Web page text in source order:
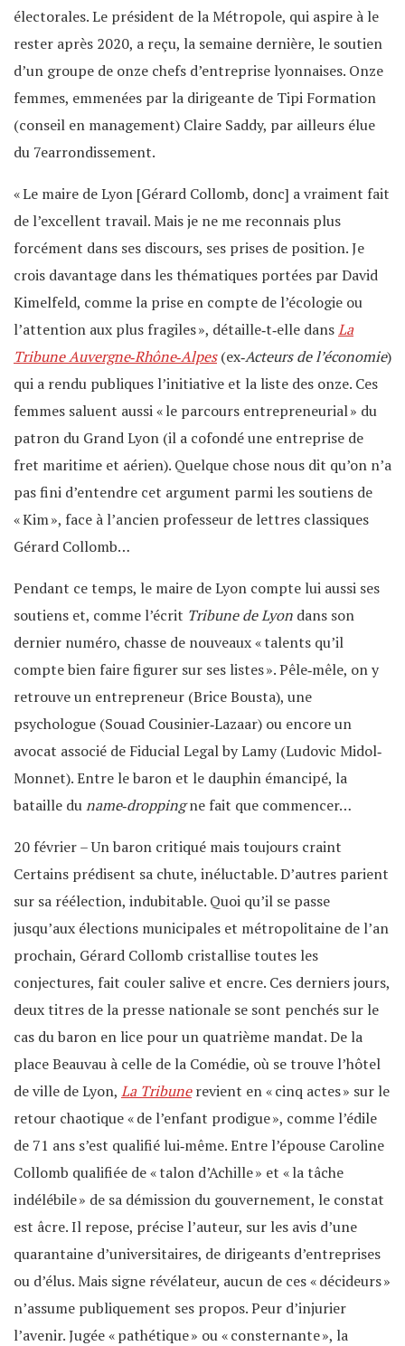
électorales. Le président de la Métropole, qui aspire à le
rester après 2020, a reçu, la semaine dernière, le soutien
d’un groupe de onze chefs d’entreprise lyonnaises. Onze
femmes, emmenées par la dirigeante de Tipi Formation
(conseil en management) Claire Saddy, par ailleurs élue
du 7earrondissement.
« Le maire de Lyon [Gérard Collomb, donc] a vraiment fait
de l’excellent travail. Mais je ne me reconnais plus
forcément dans ses discours, ses prises de position. Je
crois davantage dans les thématiques portées par David
Kimelfeld, comme la prise en compte de l’écologie ou
l’attention aux plus fragiles », détaille‐t‐elle dansLa
Tribune Auvergne‐Rhône‐Alpes(ex‐Acteurs de l’économie)
qui a rendu publiques l’initiative et la liste des onze. Ces
femmes saluent aussi « le parcours entrepreneurial » du
patron du Grand Lyon (il a cofondé une entreprise de
fret maritime et aérien). Quelque chose nous dit qu’on n’a
pas fini d’entendre cet argument parmi les soutiens de
« Kim », face à l’ancien professeur de lettres classiques
Gérard Collomb…
Pendant ce temps, le maire de Lyon compte lui aussi ses
soutiens et, comme l’écrit Tribune de Lyon dans son
dernier numéro, chasse de nouveaux « talents qu’il
compte bien faire figurer sur ses listes ». Pêle‐mêle, on y
retrouve un entrepreneur (Brice Bousta), une
psychologue (Souad Cousinier‐Lazaar) ou encore un
avocat associé de Fiducial Legal by Lamy (Ludovic Midol‐
Monnet). Entre le baron et le dauphin émancipé, la
bataille duname‐droppingne fait que commencer…
20 février – Un baron critiqué mais toujours craint
Certains prédisent sa chute, inéluctable. D’autres parient
sur sa réélection, indubitable. Quoi qu’il se passe
jusqu’aux élections municipales et métropolitaine de l’an
prochain, Gérard Collomb cristallise toutes les
conjectures, fait couler salive et encre. Ces derniers jours,
deux titres de la presse nationale se sont penchés sur le
cas du baron en lice pour un quatrième mandat. De la
place Beauvau à celle de la Comédie, où se trouve l’hôtel
de ville de Lyon, La Tribune revient en « cinq actes » sur le
retour chaotique « de l’enfant prodigue », comme l’édile
de 71 ans s’est qualifié lui‐même. Entre l’épouse Caroline
Collomb qualifiée de « talon d’Achille » et « la tâche
indélébile » de sa démission du gouvernement, le constat
est âcre. Il repose, précise l’auteur, sur les avis d’une
quarantaine d’universitaires, de dirigeants d’entreprises
ou d’élus. Mais signe révélateur, aucun de ces « décideurs »
n’assume publiquement ses propos. Peur d’injurier
l’avenir. Jugée « pathétique » ou « consternante », la